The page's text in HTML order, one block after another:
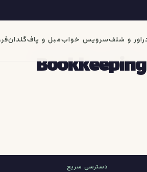
و شلفسرویس خوابمبل و پافگلدان
Bookkeeping
دسترسی سریع